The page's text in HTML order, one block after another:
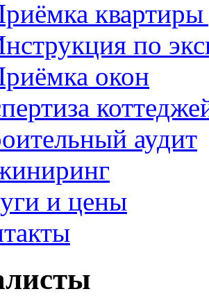
по
окон
аудит
и цены